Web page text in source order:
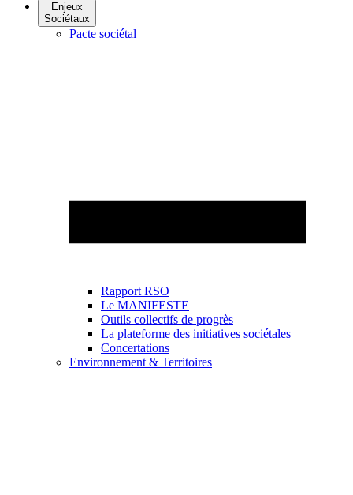
Enjeux
Sociétaux
Pacte sociétal
Rapport RSO
Le MANIFESTE
Outils collectifs de progrès
La plateforme des initiatives sociétales
Concertations
Environnement & Territoires